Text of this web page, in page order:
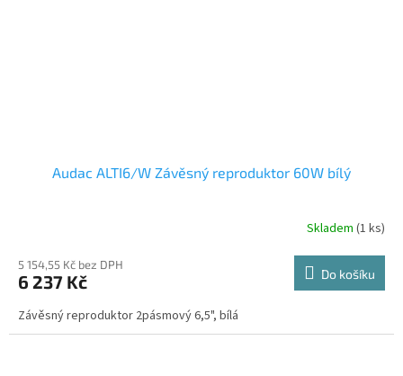
Audac ALTI6/W Závěsný reproduktor 60W bílý
Skladem (1 ks)
5 154,55 Kč bez DPH
6 237 Kč Do košíku
Závěsný reproduktor 2pásmový 6,5", bílá